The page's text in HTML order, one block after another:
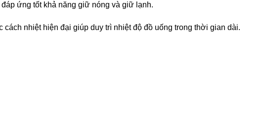
ứng tốt khả năng giữ nóng và giữ lạnh.
nhiệt hiện đại giúp duy trì nhiệt độ đồ uống trong thời gian dài.